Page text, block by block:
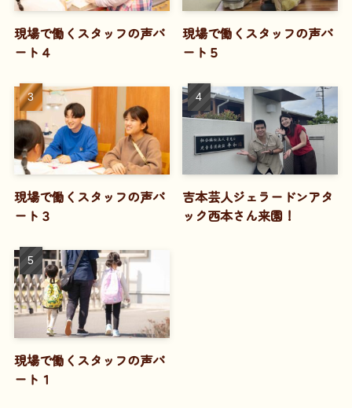
現場で働くスタッフの声パ
ート４
現場で働くスタッフの声パ
ート５
現場で働くスタッフの声パ
ート３
吉本芸人ジェラードンアタ
ック西本さん来園！
現場で働くスタッフの声パ
ート１